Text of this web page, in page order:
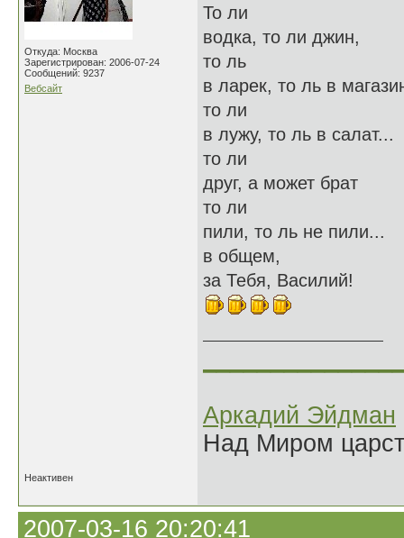
Откуда: Москва
Зарегистрирован: 2006-07-24
Сообщений: 9237
Вебсайт
То ли
водка, то ли джин,
то ль
в ларек, то ль в
то ли
в лужу, то ль в салат...
то ли
друг, а может брат
то ли
пили, то ль не пили...
в общем,
за Тебя, Василий!
Аркадий Эйдман
Над Миром
Неактивен
2007-03-16 20:20:41